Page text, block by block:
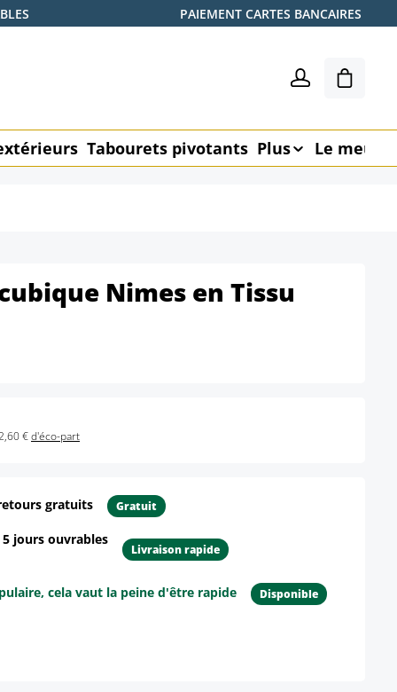
PAIEMENT CARTES BANCAIRES
Le
Tabourets pivotants Plus Le
Nimes en Tissu
€d'éco-part
gratuits Gratuit
jours ouvrables
Livraison rapide
cela vaut la peine d'être rapide Disponible
le produit